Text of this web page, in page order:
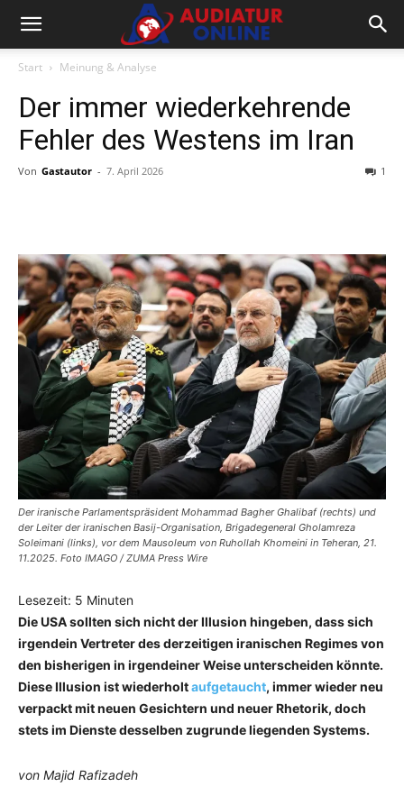
Start Meinung & Analyse
Der immer wiederkehrende
Fehler des Westens im Iran
Von Gastautor - 7. April 2026 1
Der iranische Parlamentspräsident Mohammad Bagher Ghalibaf (rechts) und
der Leiter der iranischen Basij-Organisation, Brigadegeneral Gholamreza
Soleimani (links), vor dem Mausoleum von Ruhollah Khomeini in Teheran, 21.
11.2025. Foto IMAGO / ZUMA Press Wire
Lesezeit: 5 Minuten
Die USA sollten sich nicht der Illusion hingeben, dass sich
irgendein Vertreter des derzeitigen iranischen Regimes von
den bisherigen in irgendeiner Weise unterscheiden könnte.
Diese Illusion ist wiederholtaufgetaucht, immer wieder neu
verpackt mit neuen Gesichtern und neuer Rhetorik, doch
stets im Dienste desselben zugrunde liegenden Systems.
von Majid Rafizadeh